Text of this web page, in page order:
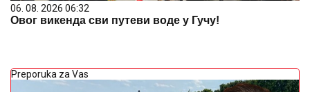
06. 08. 2026 06:32
Овог викенда сви путеви воде у Гучу!
Preporuka za Vas